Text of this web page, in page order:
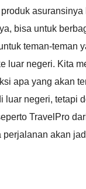
asuransinya
bisa untuk
teman-teman
luar negeri. Kita
apa yang akan
luar negeri, tetapi
TravelPro
perjalanan akan